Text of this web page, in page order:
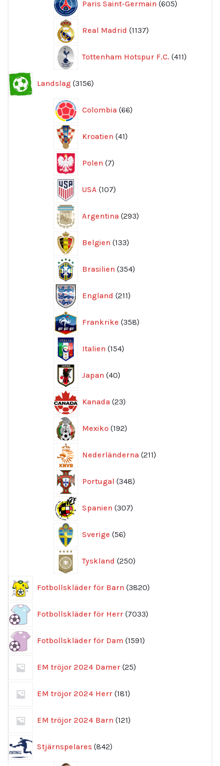
Paris Saint-Germain 605
produkter
Real Madrid 1137
produkter
Tottenham Hotspur F.C. 411
produkter
Landslag 3156
produkter
Colombia 66
produkter
Kroatien 41
produkter
Polen 7
produkter
USA 107
produkter
Argentina 293
produkter
Belgien 133
produkter
Brasilien 354
produkter
England 211
produkter
Frankrike 358
produkter
Italien 154
produkter
Japan 40
produkter
Kanada 23
produkter
Mexiko 192
produkter
Nederländerna 211
produkter
Portugal 348
produkter
Spanien 307
produkter
Sverige 56
produkter
Tyskland 250
produkter
Fotbollskläder för Barn 3820
produkter
Fotbollskläder för Herr 7033
produkter
Fotbollskläder för Dam 1591
produkter
EM tröjor 2024 Damer 25
produkter
EM tröjor 2024 Herr 181
produkter
EM tröjor 2024 Barn 121
produkter
Stjärnspelares 842
produkter